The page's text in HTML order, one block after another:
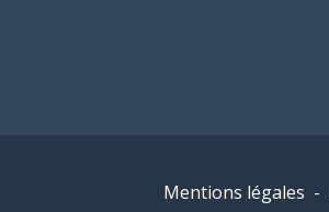
Mentions légales -